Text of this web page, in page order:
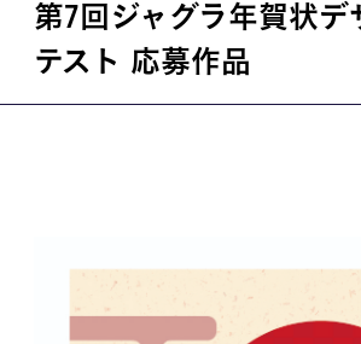
就職・資格
イベント案内
保護者のみなさま
第7回ジャグラ年賀状デ
テスト 応募作品